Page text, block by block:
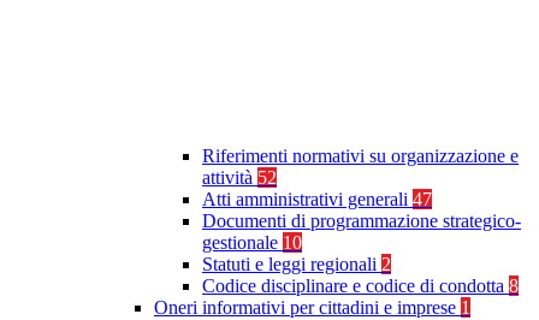
Riferimenti normativi su organizzazione e
attività 52
Atti amministrativi generali 47
Documenti di programmazione strategico-
gestionale 10
Statuti e leggi regionali 2
Codice disciplinare e codice di condotta 8
Oneri informativi per cittadini e imprese 1